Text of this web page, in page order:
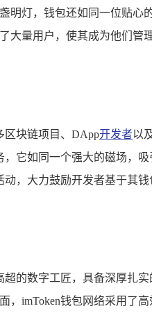
灯，钱包还如同一位贴
量用户，使其成为他们
区块链项目、DApp开发者以
它如同一个强大的磁场，
，大力鼓励开发者基于其
的数字工匠，具备深厚扎
imToken钱包网络采用了